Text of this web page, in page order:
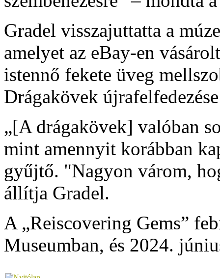
Gradel visszajuttatta a
amelyet az eBay-en
istennő fekete üveg
Drágakövek
„[A drágakövek] valóban
mint amennyit korábban
gyűjtő. "Nagyon várom,
állítja Gradel.
A „Reiscovering Gems”
Museumban, és 2024.